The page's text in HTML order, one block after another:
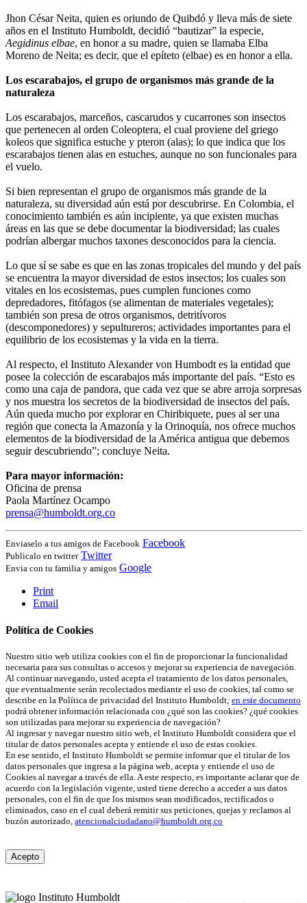
Jhon César Neita, quien es oriundo de Quibdó y lleva más de siete
años en el Instituto Humboldt, decidió “bautizar” la especie,
Aegidinus elbae, en honor a su madre, quien se llamaba Elba
Moreno de Neita; es decir, que el epíteto (elbae) es en honor a ella.
Los escarabajos, el grupo de organismos más grande de la
naturaleza
Los escarabajos, marceños, cascarudos y cucarrones son insectos
que pertenecen al orden Coleoptera, el cual proviene del griego
koleos que significa estuche y pteron (alas); lo que indica que los
escarabajos tienen alas en estuches, aunque no son funcionales para
el vuelo.
Si bien representan el grupo de organismos más grande de la
naturaleza, su diversidad aún está por descubrirse. En Colombia, el
conocimiento también es aún incipiente, ya que existen muchas
áreas en las que se debe documentar la biodiversidad; las cuales
podrían albergar muchos taxones desconocidos para la ciencia.
Lo que sí se sabe es que en las zonas tropicales del mundo y del país
se encuentra la mayor diversidad de estos insectos; los cuales son
vitales en los ecosistemas, pues cumplen funciones como
depredadores, fitófagos (se alimentan de materiales vegetales);
también son presa de otros organismos, detritívoros
(descomponedores) y sepultureros; actividades importantes para el
equilibrio de los ecosistemas y la vida en la tierra.
Al respecto, el Instituto Alexander von Humbodt es la entidad que
posee la colección de escarabajos más importante del país. “Esto es
como una caja de pandora, que cada vez que se abre arroja sorpresas
y nos muestra los secretos de la biodiversidad de insectos del país.
Aún queda mucho por explorar en Chiribiquete, pues al ser una
región que conecta la Amazonía y la Orinoquía, nos ofrece muchos
elementos de la biodiversidad de la América antigua que debemos
seguir descubriendo”; concluye Neita.
Para mayor información:
Oficina de prensa
Paola Martínez Ocampo
prensa@humboldt.org.co
Enviaselo a tus amigos de Facebook Facebook
Publicalo en twitter Twitter
Envia con tu familia y amigos Google
Print
Email
Política de Cookies
Nuestro sitio web utiliza cookies con el fin de proporcionar la funcionalidad
necesaria para sus consultas o accesos y mejorar su experiencia de navegación.
Al continuar navegando, usted acepta el tratamiento de los datos personales,
que eventualmente serán recolectados mediante el uso de cookies, tal como se
describe en la Política de privacidad del Instituto Humboldt; en este documento
podrá obtener información relacionada con ¿qué son las cookies? ¿qué cookies
son utilizadas para mejorar su experiencia de navegación?
Al ingresar y navegar nuestro sitio web, el Instituto Humboldt considera que el
titular de datos personales acepta y entiende el uso de estas cookies.
En ese sentido, el Instituto Humboldt se permite informar que el titular de los
datos personales que ingresa a la página web, acepta y entiende el uso de
Cookies al navegar a través de ella. A este respecto, es importante aclarar que de
acuerdo con la legislación vigente, usted tiene derecho a acceder a sus datos
personales, con el fin de que los mismos sean modificados, rectificados o
eliminados, caso en el cual deberá remitir sus peticiones, quejas y reclamos al
buzón autorizado, atencionalciudadano@humboldt.org.co
Acepto